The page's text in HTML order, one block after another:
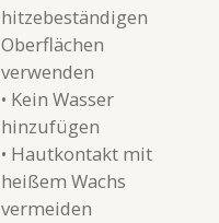
hitzebeständigen
Oberflächen
verwenden
• Kein Wasser
hinzufügen
• Hautkontakt mit
heißem Wachs
vermeiden